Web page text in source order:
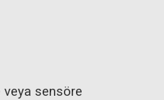
veya sensöre